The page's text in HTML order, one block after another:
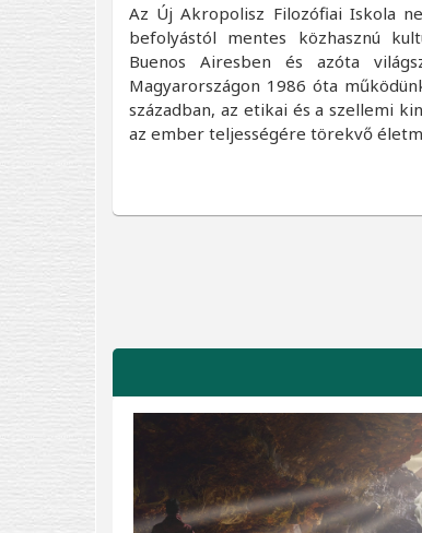
Az Új Akropolisz Filozófiai Iskola
befolyástól mentes közhasznú
Buenos Airesben és azóta
Magyarországon 1986 óta
században, az etikai és a szellemi
az ember teljességére törekvő